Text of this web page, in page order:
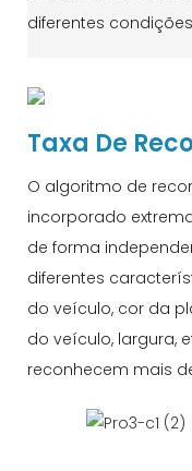
diferentes
Taxa De
O algoritmo de
incorporado
de forma
diferentes
do veículo, cor da
do veículo, largura,
reconhecem mais